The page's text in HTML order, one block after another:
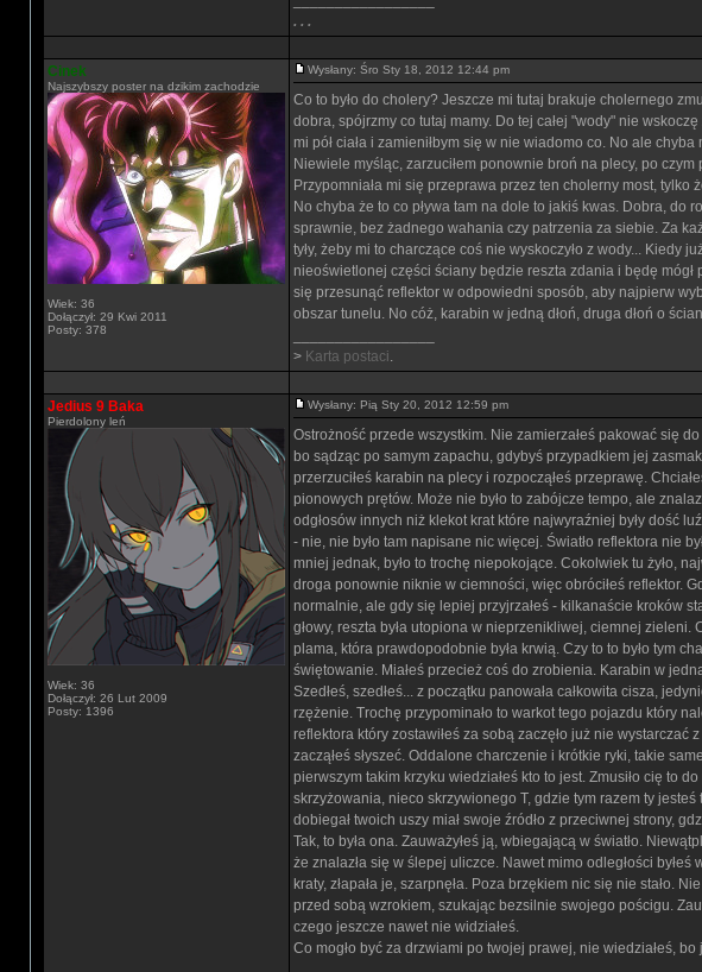
. . .
Cinek
Najszybszy poster na dzikim zachodzie
Wiek: 36
Dołączył: 29 Kwi 2011
Posty: 378
Wysłany: Śro Sty 18, 2012 12:44 pm
Co to było do cholery? Jeszcze mi tutaj brakuje cholernego
dobra, spójrzmy co tutaj mamy. Do tej całej "wody" nie
mi pół ciała i zamieniłbym się w nie wiadomo co. No ale
Niewiele myśląc, zarzuciłem ponownie broń na plecy, po czym
Przypomniała mi się przeprawa przez ten cholerny most, tylko
No chyba że to co pływa tam na dole to jakiś kwas. Dobra, do
sprawnie, bez żadnego wahania czy patrzenia za siebie. Za
tyły, żeby mi to charczące coś nie wyskoczyło z wody... Kiedy
nieoświetlonej części ściany będzie reszta zdania i będę
się przesunąć reflektor w odpowiedni sposób, aby najpierw
obszar tunelu. No cóż, karabin w jedną dłoń, druga dłoń o
> Karta postaci.
Jedius 9 Baka
Pierdolony leń
Wiek: 36
Dołączył: 26 Lut 2009
Posty: 1396
Wysłany: Pią Sty 20, 2012 12:59 pm
Ostrożność przede wszystkim. Nie zamierzałeś pakować się
bo sądząc po samym zapachu, gdybyś przypadkiem jej
przerzuciłeś karabin na plecy i rozpocząłeś przeprawę.
pionowych prętów. Może nie było to zabójcze tempo, ale
odgłosów innych niż klekot krat które najwyraźniej były dość
- nie, nie było tam napisane nic więcej. Światło reflektora nie
mniej jednak, było to trochę niepokojące. Cokolwiek tu żyło,
droga ponownie niknie w ciemności, więc obróciłeś reflektor.
normalnie, ale gdy się lepiej przyjrzałeś - kilkanaście kroków
głowy, reszta była utopiona w nieprzenikliwej, ciemnej zieleni.
plama, która prawdopodobnie była krwią. Czy to to było tym
świętowanie. Miałeś przecież coś do zrobienia. Karabin w
Szedłeś, szedłeś... z początku panowała całkowita cisza,
rzężenie. Trochę przypominało to warkot tego pojazdu który
reflektora który zostawiłeś za sobą zaczęło już nie wystarczać
zacząłeś słyszeć. Oddalone charczenie i krótkie ryki, takie
pierwszym takim krzyku wiedziałeś kto to jest. Zmusiło cię to
skrzyżowania, nieco skrzywionego T, gdzie tym razem ty
dobiegał twoich uszy miał swoje źródło z przeciwnej strony,
Tak, to była ona. Zauważyłeś ją, wbiegającą w światło.
że znalazła się w ślepej uliczce. Nawet mimo odległości
kraty, złapała je, szarpnęła. Poza brzękiem nic się nie stało.
przed sobą wzrokiem, szukając bezsilnie swojego pościgu.
czego jeszcze nawet nie widziałeś.
Co mogło być za drzwiami po twojej prawej, nie wiedziałeś,